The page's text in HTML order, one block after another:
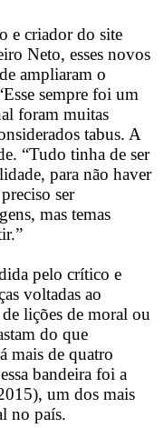
e criador do site
Neto, esses novos
ampliaram o
sempre foi um
foram muitas
tabus. A
“Tudo tinha de ser
para não haver
ser
mas temas
pelo crítico e
voltadas ao
lições de moral ou
do que
mais de quatro
bandeira foi a
um dos mais
no país.